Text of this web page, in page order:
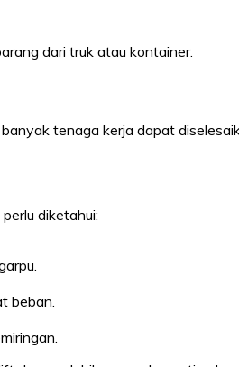
dari truk atau kontainer.
tenaga kerja dapat
diketahui:
beban.